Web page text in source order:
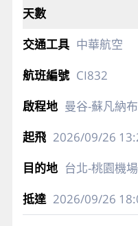
中華航空
CI832
曼谷-蘇凡納
2026/09/26
台北-桃園機場
2026/09/26